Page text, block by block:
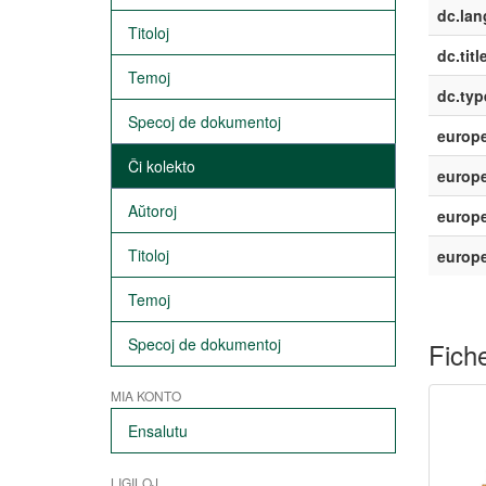
Titoloj
Temoj
Specoj de dokumentoj
Ĉi kolekto
Aŭtoroj
Titoloj
Temoj
Specoj de dokumentoj
MIA KONTO
Ensalutu
LIGILOJ